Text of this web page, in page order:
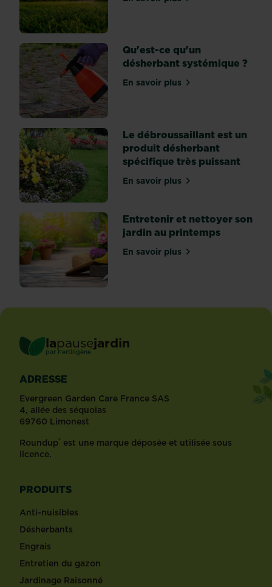
pousses
grandissent
très
vite,
et
lorsqu’elles
touchent
le
sol,
elles
produisent...
sur Tout savoir sur les
Qu'est-ce qu'un
désherbant systémique ?
En savoir plussur Qu'est-ce qu'un
Le débroussaillant est un
produit désherbant
spécifique très puissant
En savoir plussur Le débroussaillant
Entretenir et nettoyer son
jardin au printemps
En savoir plussur Entretenir et nettoyer
lapausejardin
par Fertiligène ®
ADRESSE
Evergreen Garden Care France SAS
4, allée des séquoias
69760 Limonest
Roundup® est une marque déposée et utilisée sous
licence.
PRODUITS
Anti-nuisibles
Désherbants
Engrais
Entretien du gazon
Jardinage Raisonné